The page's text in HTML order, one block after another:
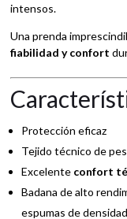
intensos.
Una prenda
fiabilidad y confort
Protección eficaz
Tejido técnico de
Excelente confort
Badana de alto
espumas de